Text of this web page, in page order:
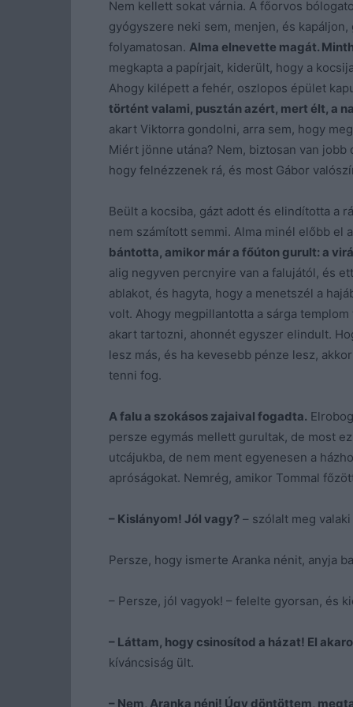
Nem kellett sokat várnia. A főorvos
gyógyszere neki sem, menjen, és
folyamatosan. Alma elnevette magát.
megkapta a papírjait, kiderült, hogy a
Ahogy kilépett a fehér, oszlopos épület
történt valami, pusztán azért, mert élt, a
akart Viktorra gondolni, arra sem, hogy
Miért jönne utána? Nem, biztosan van
hogy felnézzenek rá, és most Gábor
Beült a kocsiba, gázt adott és elindította a
nem számított semmi. Alma minél előbb el
bántotta, amikor már a főúton gurult: a
alig negyven percnyire van a falujától, és
ablakot, és hagyta, hogy a menetszél a
volt. Ahogy megpillantotta a sárga
akart tartozni, ahonnét egyszer elindult.
lesz más, és ha kevesebb pénze lesz,
tenni fog.
A falu a szokásos zajaival fogadta.
persze egymás mellett gurultak, de most
utcájukba, de nem ment egyenesen a
apróságokat. Nemrég, amikor Tommal
– Kislányom! Jól vagy? – szólalt meg
Persze, hogy ismerte Aranka nénit, anyja
– Persze, jól vagyok! – felelte gyorsan, és
– Láttam, hogy csinosítod a házat! El
kíváncsiság ült.
– Nem, Aranka néni! Úgy döntöttem,